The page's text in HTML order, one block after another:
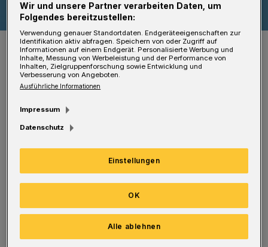
„Vom kleinen Maulwurf ...“ von Werner Holzwarth und Wolf Erlbruch
ist im Wuppertaler Peter-Hammer-Verlag erschienen.
Foto: Peter-Hammer-Verlag
A
beim Verkauf der Übersetzung des
Bestsellers „Vom kleinen Maulwurf, der
wissen wollte, wer ihm auf den Kopf gemacht
hat“. Belarus liegt zwischen der Ukraine und
Russland – und wird seit 1994 von Präsident
Wir und unsere Partner verarbeiten Daten, um
Folgendes bereitzustellen:
Verwendung genauer Standortdaten. Endgeräteeigenschaften zur
Identifikation aktiv abfragen. Speichern von oder Zugriff auf
Informationen auf einem Endgerät. Personalisierte Werbung und
Inhalte, Messung von Werbeleistung und der Performance von
Inhalten, Zielgruppenforschung sowie Entwicklung und
Verbesserung von Angeboten.
Ausführliche Informationen
Impressum
Datenschutz
Einstellungen
Alle ablehnen
OK